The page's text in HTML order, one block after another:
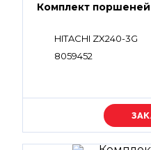
Комплект
HITACHI ZX240-3G
8059452